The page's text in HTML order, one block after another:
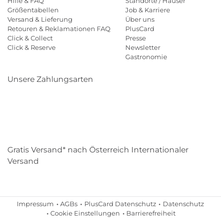
Größentabellen
Versand & Lieferung
Retouren & Reklamationen FAQ
Click & Collect
Click & Reserve
Job & Karriere
Über uns
PlusCard
Presse
Newsletter
Gastronomie
Unsere Zahlungsarten
Gratis Versand* nach Österreich Internationaler
Versand
Impressum AGBs PlusCard Datenschutz
Datenschutz
Cookie Einstellungen
Barrierefreiheit